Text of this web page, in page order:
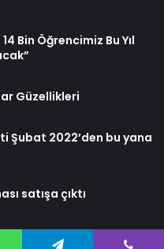
Bin Öğrencimiz Bu Yıl
Güzellikleri
Şubat 2022’den bu yana
satışa çıktı